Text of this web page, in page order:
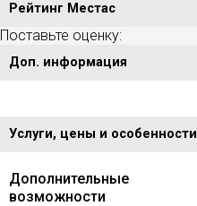
Рейтинг Местас
Поставьте оценку:
Доп. информация
Услуги, цены и особенности
Дополнительные
возможности